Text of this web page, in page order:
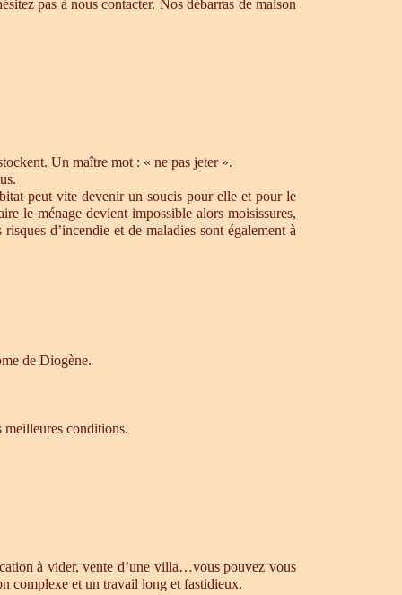
pas à nous contacter. Nos débarras de maison
Un maître mot : « ne pas jeter ».
peut vite devenir un soucis pour elle et pour le
le ménage devient impossible alors moisissures,
d’incendie et de maladies sont également à
de Diogène.
meilleures conditions.
à vider, vente d’une villa…vous pouvez vous
complexe et un travail long et fastidieux.